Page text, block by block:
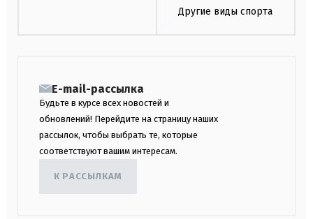
Другие виды спорта
E-mail-рассылка
Будьте в курсе всех новостей и
обновлений! Перейдите на страницу наших
рассылок, чтобы выбрать те, которые
соответствуют вашим интересам.
К РАССЫЛКАМ